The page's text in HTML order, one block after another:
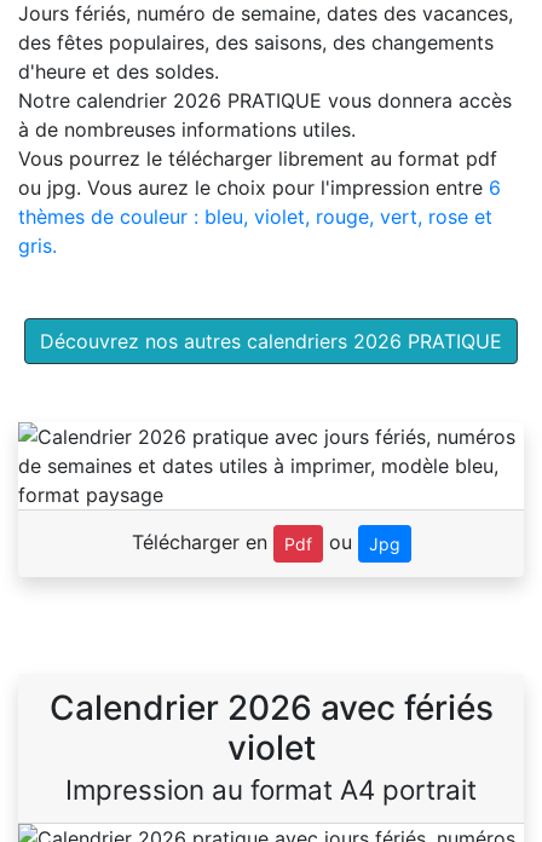
Jours fériés, numéro de semaine, dates des vacances,
des fêtes populaires, des saisons, des changements
d'heure et des soldes.
Notre calendrier 2026 PRATIQUE vous donnera accès
à de nombreuses informations utiles.
Vous pourrez le télécharger librement au format pdf
ou jpg. Vous aurez le choix pour l'impression entre 6
thèmes de couleur : bleu, violet, rouge, vert, rose et
gris.
Découvrez nos autres calendriers 2026 PRATIQUE
Télécharger en Pdf ou Jpg
Calendrier 2026 avec fériés
violet
Impression au format A4 portrait